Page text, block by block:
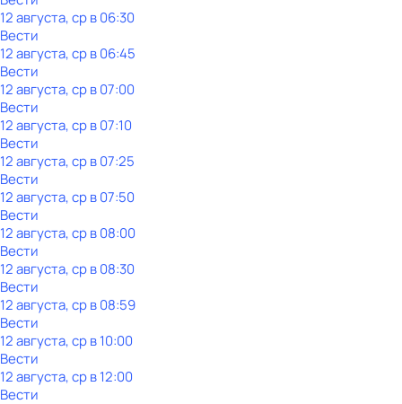
12 августа, ср в 06:30
Вести
12 августа, ср в 06:45
Вести
12 августа, ср в 07:00
Вести
12 августа, ср в 07:10
Вести
12 августа, ср в 07:25
Вести
12 августа, ср в 07:50
Вести
12 августа, ср в 08:00
Вести
12 августа, ср в 08:30
Вести
12 августа, ср в 08:59
Вести
12 августа, ср в 10:00
Вести
12 августа, ср в 12:00
Вести